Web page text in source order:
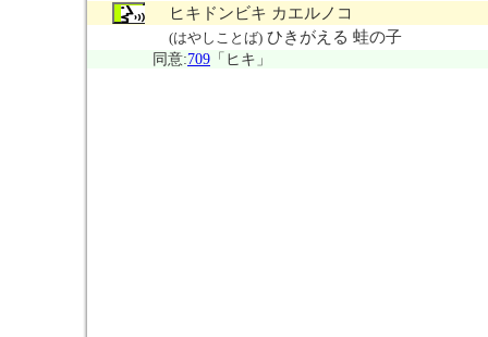
ヒキドンビキ カエルノコ
(はやしことば) ひきがえる 蛙の子
同意:709 「ヒキ」